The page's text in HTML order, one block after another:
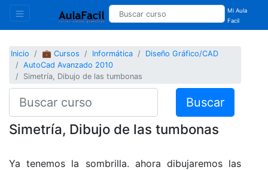
Mi Aula
Facil
Inicio 💼 Cursos Informática
Diseño Gráfico/CAD
AutoCad Avanzado 2010
Simetría, Dibujo de las tumbonas
Buscar
Simetría, Dibujo de las tumbonas
Ya tenemos la sombrilla. ahora dibujaremos las